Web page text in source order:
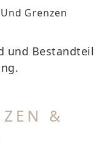
Grenzen
und Bestandteil
&